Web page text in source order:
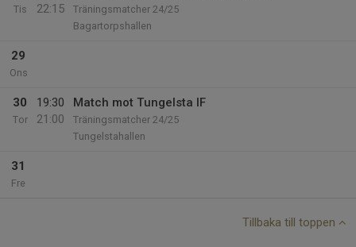
Tis
22:15
Träningsmatcher 24/25
Bagartorpshallen
29
Ons
30
Tor
19:30
21:00
Match mot Tungelsta IF
Träningsmatcher 24/25
Tungelstahallen
31
Fre
Tillbaka till toppen